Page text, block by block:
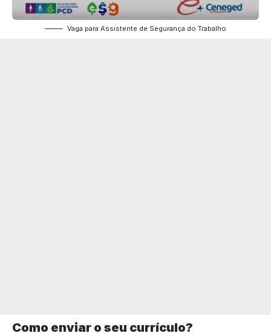
Vaga para Assistente de Segurança do Trabalho
Como enviar o seu currículo?